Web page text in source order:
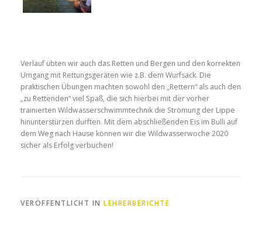
Verlauf übten wir auch das Retten und Bergen und den korrekten
Umgang mit Rettungsgeräten wie z.B. dem Wurfsack. Die
praktischen Übungen machten sowohl den „Rettern“ als auch den
„zu Rettenden“ viel Spaß, die sich hierbei mit der vorher
trainierten Wildwasserschwimmtechnik die Strömung der Lippe
hinunterstürzen durften. Mit dem abschließenden Eis im Bulli auf
dem Weg nach Hause können wir die Wildwasserwoche 2020
sicher als Erfolg verbuchen!
VERÖFFENTLICHT IN LEHRERBERICHTE